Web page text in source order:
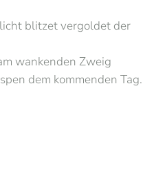
blitzet vergoldet der
wankenden Zweig
dem kommenden Tag.